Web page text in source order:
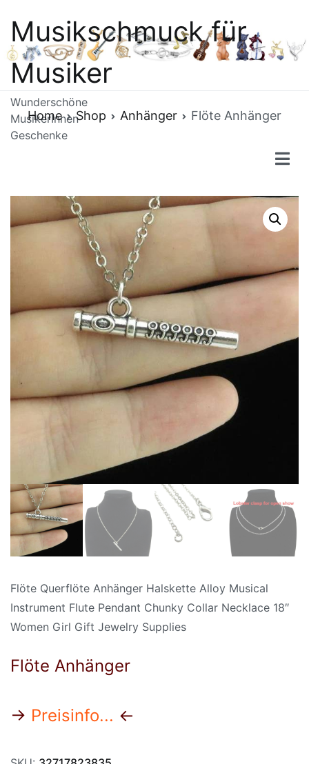
content
Musikschmuck für
Musiker
Wunderschöne
MusikerInnen
Geschenke
Home Shop Anhänger Flöte Anhänger
Flöte Querflöte Anhänger Halskette Alloy Musical
Instrument Flute Pendant Chunky Collar Necklace 18″
Women Girl Gift Jewelry Supplies
Flöte Anhänger
→ Preisinfo... ←